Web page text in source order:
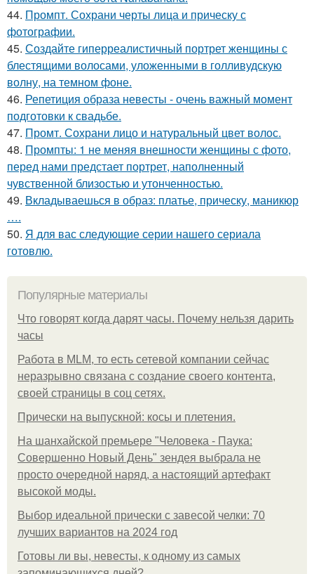
44. Промпт. Сохрани черты лица и прическу с
фотографии.
45. Создайте гиперреалистичный портрет женщины с
блестящими волосами, уложенными в голливудскую
волну, на темном фоне.
46. Репетиция образа невесты - очень важный момент
подготовки к свадьбе.
47. Промт. Сохрани лицо и натуральный цвет волос.
48. Промпты: 1 не меняя внешности женщины с фото,
перед нами предстает портрет, наполненный
чувственной близостью и утонченностью.
49. Вкладываешься в образ: платье, прическу, маникюр
….
50. Я для вас следующие серии нашего сериала
готовлю.
Популярные материалы
Что говорят когда дарят часы. Почему нельзя дарить
часы
Работа в MLM, то есть сетевой компании сейчас
неразрывно связана с создание своего контента,
своей страницы в соц сетях.
Прически на выпускной: косы и плетения.
На шанхайской премьере "Человека - Паука:
Совершенно Новый День" зендея выбрала не
просто очередной наряд, а настоящий артефакт
высокой моды.
Выбор идеальной прически с завесой челки: 70
лучших вариантов на 2024 год
Готовы ли вы, невесты, к одному из самых